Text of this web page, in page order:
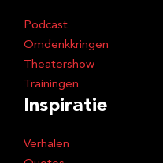
Podcast
Omdenkkringen
Theatershow
Trainingen
Inspiratie
Verhalen